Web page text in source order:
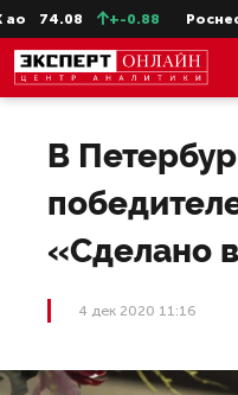
74.08 +-0.88
В
«Сделано
4 дек 2020 11:16